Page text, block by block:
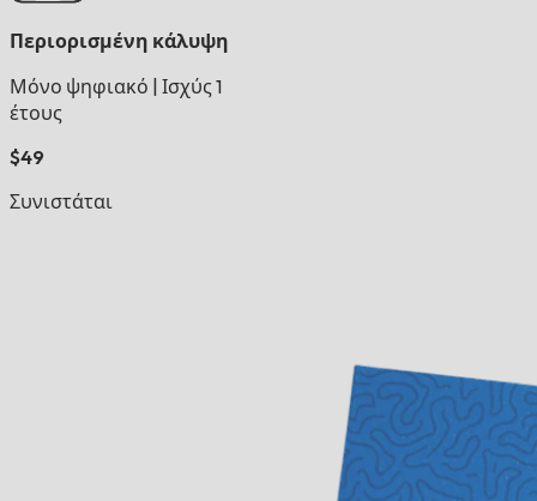
Περιορισμένη κάλυψη
Μόνο ψηφιακό Ισχύς 1
έτους
$49
Συνιστάται